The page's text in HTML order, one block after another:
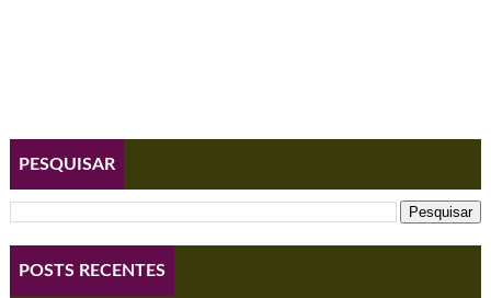
PESQUISAR
POSTS RECENTES